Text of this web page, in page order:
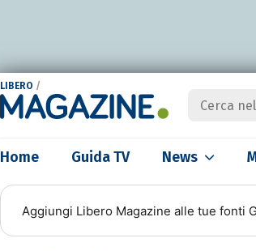
LIBERO /
Home Guida TV News
Aggiungi Libero Magazine alle tue fonti